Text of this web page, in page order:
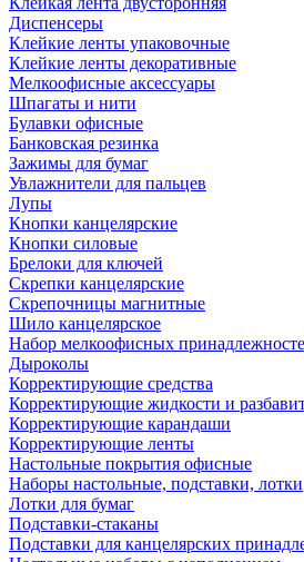
Диспенсеры
Клейкие ленты упаковочные
Клейкие ленты декоративные
Мелкоофисные аксессуары
Шпагаты и нити
Булавки офисные
Банковская резинка
Зажимы для бумаг
Увлажнители для пальцев
Лупы
Кнопки канцелярские
Кнопки силовые
Брелоки для ключей
Скрепки канцелярские
Скрепочницы магнитные
Шило канцелярское
Набор мелкоофисных
Дыроколы
Корректирующие средства
Корректирующие жидкости и
Корректирующие карандаши
Корректирующие ленты
Настольные покрытия офисные
Наборы настольные, подставки, лотки
Лотки для бумаг
Подставки-стаканы
Подставки для канцелярских